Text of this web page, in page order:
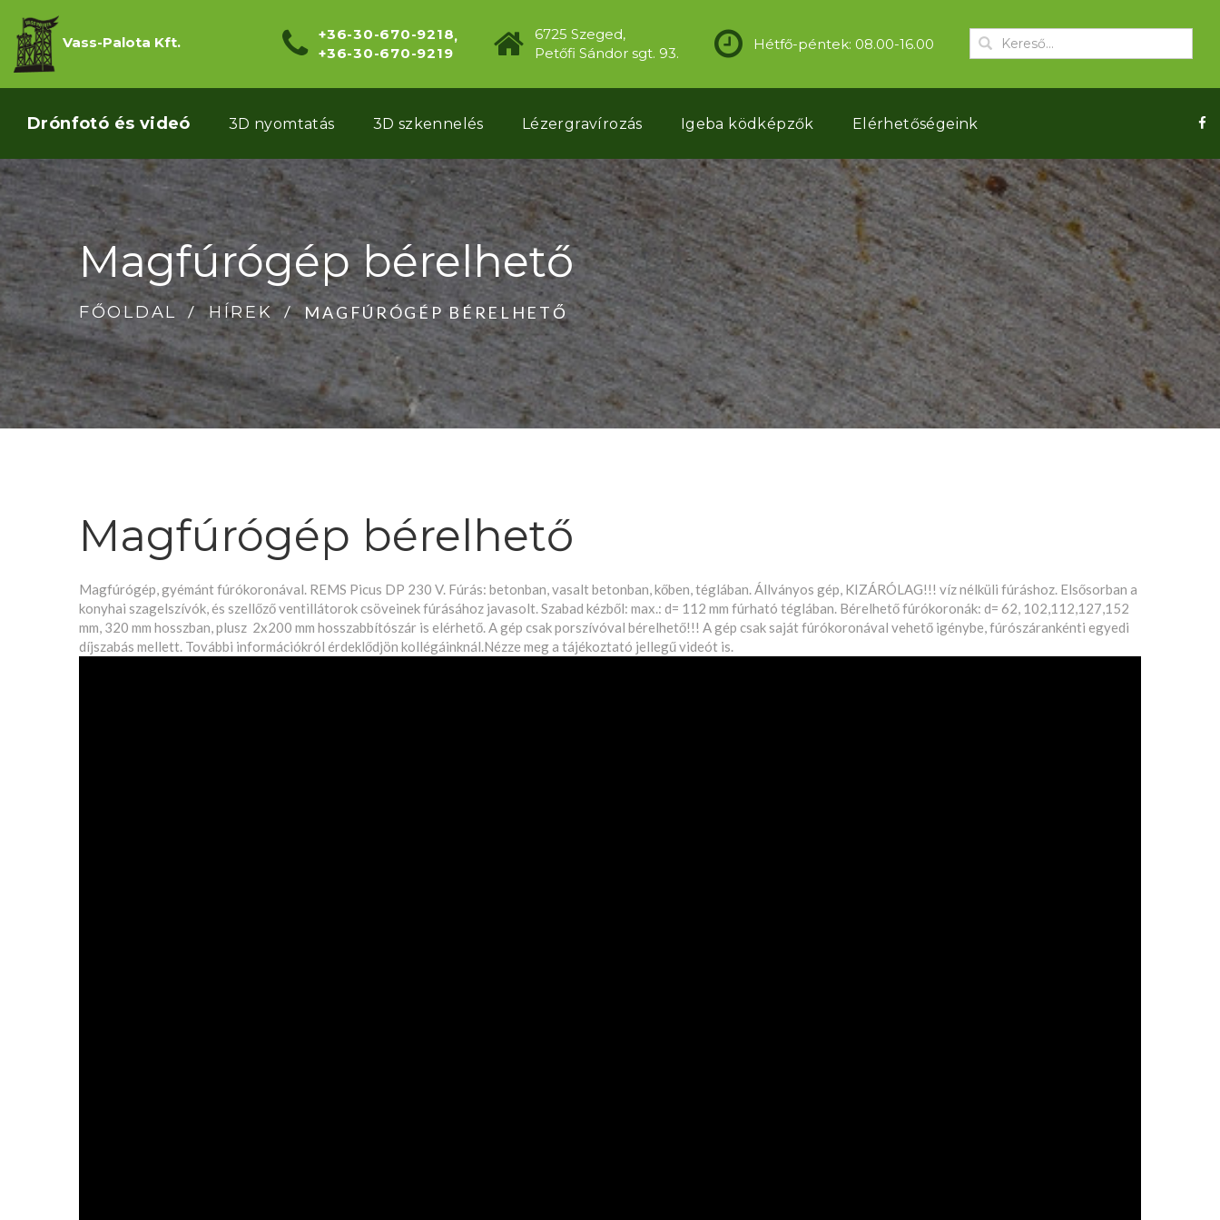
Vass-Palota Kft.
+36-30-670-9218
+36-30-670-9219
6725 Szeged,
Petőfi Sándor sgt. 93.
Hétfő-péntek: 08.00-16.00
Drónfotó és videó 3D nyomtatás 3D szkennelés Lézergravírozás Igeba ködképzők Elérhetőségeink
Magfúrógép bérelhető
FŐOLDAL HÍREK MAGFÚRÓGÉP BÉRELHETŐ
Magfúrógép bérelhető
Magfúrógép, gyémánt fúrókoronával. REMS Picus DP 230 V. Fúrás: betonban, vasalt betonban, kőben, téglában. Állványos gép, KIZÁRÓLAG!!! víz nélküli fúráshoz. Elsősorban a
konyhai szagelszívók, és szellőző ventillátorok csöveinek fúrásához javasolt. Szabad kézből: max.: d= 112 mm fúrható téglában. Bérelhető fúrókoronák: d= 62, 102,112,127,152
mm, 320 mm hosszban, plusz 2x200 mm hosszabbítószár is elérhető. A gép csak porszívóval bérelhető!!! A gép csak saját fúrókoronával vehető igénybe, fúrószárankénti egyedi
díjszabás mellett. További információkról érdeklődjön kollégáinknál.Nézze meg a tájékoztató jellegű videót is.